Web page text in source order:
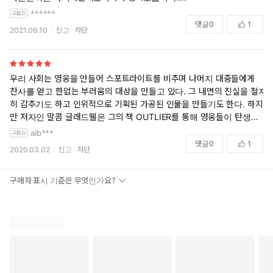
하지만 읽어보고 충격을 받았습니다.1만시간의 법칙은 근성과 노력을 말
하는것이 아닌 가정환경에 관한 문제였기 때문입니다.
천재들을 천재로 만들어주는건 재능의 영향도 있지만 그런재능을 개발할
수있는 환경, 즉 특정분야의 1만시간을 연습할수있는 환경을 제공할수있
는 부모밑에서 자란 아이가 천재로서 만들어진다는 내용이였습니다.
이뿐만아니라 높은 지능의 차이가 천재를 만드는가? 화용론을 능숙하게
사용하게 만들어주는 실용지능에 대한 가정교육에 설명은 정말 마음에
와닿았습니다.
이 책은 분명 20대 30대분들께도 훌륭한책으로 소개할수있겠지만 아이
아이를 키우는데에 있어 가정교육의 방향성을 정하는데 상당한 도움이
******
2021.06.10 신고 차단
댓글0 1
우리 사회는 영웅을 만들어 스포트라이트를 비추며 나머지 대중들에게
찬사를 얻고 한없는 부러움의 대상을 만들고 있다. 그 내면의 진실을 철저
히 감추기도 하고 인위적으로 기획된 가공된 인물을 만들기도 한다. 하지
만 저자인 말콤 글래드웰은 그의 책 OUTLIER를 통해 영웅들이 탄생되기
까지 그들의 노력과 천재성도 있지만, 가족 및 사회가 영웅에게 준 특별한
기회, 문화적 유산의 혜택이 그들을 만든 가장 중요한 사실임을 입증하고
있다. 작은 성공이라도 이뤄 본 사람들은 이 책을 읽으면서 크게 공감할
수 있으리라 생각한다.
alb***
2020.03.02 신고 차단
댓글0 1
구매자 표시 기준은 무엇인가요?